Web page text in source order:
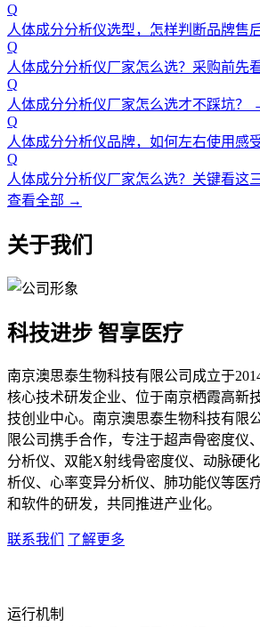
Q
人体成分分析仪选型，怎样判断品牌售
Q
人体成分分析仪厂家怎么选？采购前先
Q
人体成分分析仪厂家怎么选才不踩坑？
Q
人体成分分析仪品牌，如何左右使用感受
Q
人体成分分析仪厂家怎么选？关键看这
查看全部 →
关于我们
科技进步 智享医疗
南京澳思泰生物科技有限公司成立于
核心技术研发企业、位于南京栖霞高新
技创业中心。南京澳思泰生物科技有限
限公司携手合作，专注于超声骨密度仪
分析仪、双能X射线骨密度仪、动脉硬
析仪、心率变异分析仪、肺功能仪等医
和软件的研发，共同推进产业化。
联系我们 了解更多
运行机制